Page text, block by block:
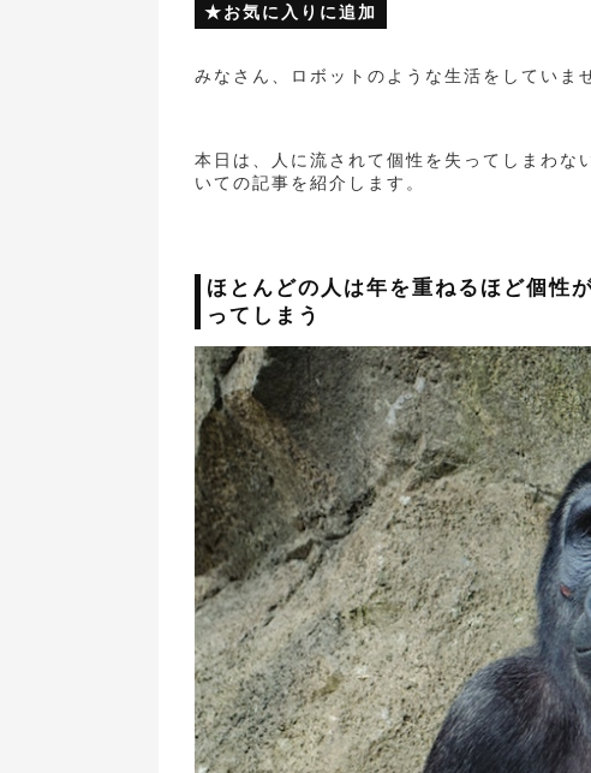
お気に入りに追加
みなさん、ロボットのような生活をしていま
本日は、人に流されて個性を失ってしまわな
いての記事を紹介します。
ほとんどの人は年を重ねるほど個性
ってしまう